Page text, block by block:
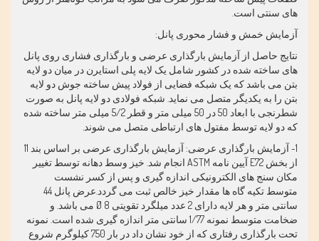
های سنتی است.
آزمایش خمش و فشار محوری پانل:
نتایج حاصل از آزمایش بارگذاری عرضی و بارگذاری فشاری روی پانل
های ساخته شده در کشور شامل یک لایه پلی استایرن در میان دو لایه
بتن می باشد که یک شبکه فضایی از فولاد پیش ساخته جوش دو لایه
بتن را به یکدیگر متصل می نماید. شبکه فولادی دو لایه پانل به صورت
شطرنجی با ابعاد 50 در 50 میلی متر و قطر 5/2 میلی متر ساخته شده
که دو لایه توسط مفتول های ارتباطی متصل می شوند.
1- آزمایش بارگذاری عرضی: آزمایش بارگذاری عرضی بر اساس بند 11
از بخش E72 آیین نامه ASTM انجام شد. خیز وسط دهانه توسط تغییر
مکان سنج های الکترونیکی اندازه گیری و پس از کسر نشست
متوسط تکیه گاه ها مقدار خیز خالص ثبت می گردد.عرض پانل 44
سانتی متر و هر لایه دارای 2 عدد میلگرد تقویتی 8
Ø می باشد. و
ضخامت متوسط نمونه 1/77 سانتی متر اندازه گیری شده است. نمونه
تحت بارگذاری رفتاری که از خود نشان داد در بار 750 کیلوگرم شروع